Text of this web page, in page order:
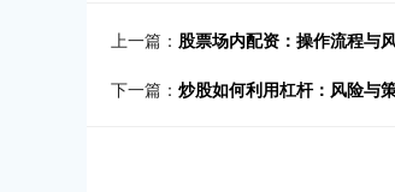
上一篇： 股票场内配资：操作流程与
下一篇： 炒股如何利用杠杆：风险与